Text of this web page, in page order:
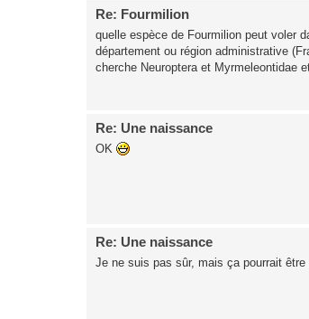
Re: Fourmilion
quelle espèce de Fourmilion peut voler
département ou région administrative
cherche Neuroptera et Myrmeleontidae
Re: Une naissance
OK
Re: Une naissance
Je ne suis pas sûr, mais ça pourrait être